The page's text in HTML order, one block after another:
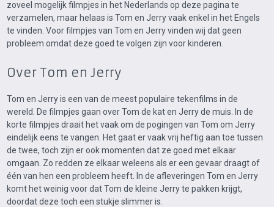
zoveel mogelijk filmpjes in het Nederlands op deze pagina te
verzamelen, maar helaas is Tom en Jerry vaak enkel in het Engels
te vinden. Voor filmpjes van Tom en Jerry vinden wij dat geen
probleem omdat deze goed te volgen zijn voor kinderen.
Over Tom en Jerry
Tom en Jerry is een van de meest populaire tekenfilms in de
wereld. De filmpjes gaan over Tom de kat en Jerry de muis. In de
korte filmpjes draait het vaak om de pogingen van Tom om Jerry
eindelijk eens te vangen. Het gaat er vaak vrij heftig aan toe tussen
de twee, toch zijn er ook momenten dat ze goed met elkaar
omgaan. Zo redden ze elkaar weleens als er een gevaar draagt of
één van hen een probleem heeft. In de afleveringen Tom en Jerry
komt het weinig voor dat Tom de kleine Jerry te pakken krijgt,
doordat deze toch een stukje slimmer is.